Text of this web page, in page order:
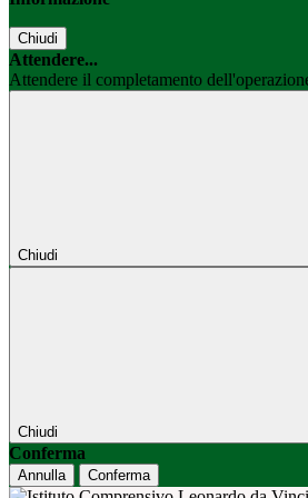
Chiudi
Attendere...
Attendere il completamento
Chiudi
Chiudi
Conferma
Annulla Conferma